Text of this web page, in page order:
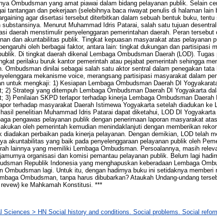
Ombudsman yang amat piawai dalam bidang pelayanan publik. Selain
tantangan dan pekerjaan (selebihnya baca riwayat penulis di halaman lain
agar disertasi tersebut diterbitkan dalam sebuah bentuk buku, tentu
Menurut Muhammad Idris Patarai, salah satu tujuan
daerah menstimulir penyelenggaran pemerintahan daerah. Peran
dan akuntabilitas publik. Tingkat kepuasan masyarakat atas pelayanan
oleh berbagai faktor, antara lain: tingkat dukungan dan partisipasi
Di tingkat daerah dikenal Lembaga Ombudsman Daerah (LOD). Tugas
perilaku buruk kantor pemerintah atau pejabat pemerintah sehingga
Ombudsman dinilai sebagai salah satu aktor sentral dalam penegakan
mekanisme voice, merangsang partisipasi masyarakat dalam
untuk mengkaji: 1) Kesiapan Lembaga Ombudsman Daerah DI
2) Strategi yang ditempuh Lembaga Ombudsman Daerah DI Yogyakarta
3) Penilaian SKPD terlapor terhadap kinerja Lembaga Ombudsman
terhadap masyarakat Daerah Istimewa Yogyakarta setelah diadukan ke
penelitian Muhammad Idris Patarai dapat diketahui, LOD DI
pengawas pelayanan publik dengan penerimaan laporan masyarakat
oleh pemerintah kemudian menindaklanjuti dengan memberikan
diadakan perbaikan pada kinerja pelayanan. Dengan demikian, LOD telah
akuntabilitas yang baik pada penyelenggaraan pelayanan publik oleh
lainnya yang memiliki Lembaga Ombudsman. Persoalannya, masih
organisasi dan komisi pemantau pelayanan publik. Belum lagi
Republik Indonesia yang menghapuskan keberadaan Lembaga
Ombudsman lagi. Untuk itu, dengan hadirnya buku ini setidaknya memberi
Ombudsman, tanpa harus dibubarkan? Ataukah Undang-undang
ke Mahkamah Konstitusi. ***
Sciences > HN Social history and conditions. Social problems. Social